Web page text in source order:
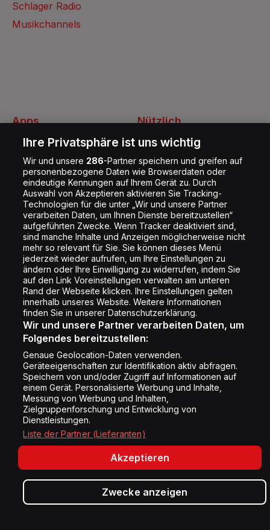
Höre jetzt Energy Zürich
Folge uns
Copyright © Energy 2026
Schlager Radio
Musikchannels
Nützlich
Kontakt
Jobs
Shop
Impressum
Rechtliches
Datenschutz
Cookie Liste
Cookie Einstellung
Apps
Energy Radio App
Ihre Privatsphäre ist uns wichtig
Wir und unsere 286-Partner speichern und greifen auf
personenbezogene Daten wie Browserdaten oder
eindeutige Kennungen auf Ihrem Gerät zu. Durch
Auswahl von Akzeptieren aktivieren Sie Tracking-
Technologien für die unter „Wir und unsere Partner
verarbeiten Daten, um Ihnen Dienste bereitzustellen“
aufgeführten Zwecke. Wenn Tracker deaktiviert sind,
sind manche Inhalte und Anzeigen möglicherweise nicht
mehr so relevant für Sie. Sie können dieses Menü
jederzeit wieder aufrufen, um Ihre Einstellungen zu
ändern oder Ihre Einwilligung zu widerrufen, indem Sie
auf den Link Voreinstellungen verwalten am unteren
Rand der Webseite klicken. Ihre Einstellungen gelten
innerhalb unseres Website. Weitere Informationen
finden Sie in unserer Datenschutzerklärung.
Wir und unsere Partner verarbeiten Daten, um
Folgendes bereitzustellen:
Genaue Geolocation-Daten verwenden.
Geräteeigenschaften zur Identifikation aktiv abfragen.
Speichern von und/oder Zugriff auf Informationen auf
einem Gerät. Personalisierte Werbung und Inhalte,
Messung von Werbung und Inhalten,
Zielgruppenforschung und Entwicklung von
Dienstleistungen.
Liste der Partner (Lieferanten)
Akzeptieren
Zwecke anzeigen